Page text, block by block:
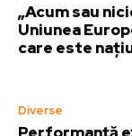
„Acum sau
Uniunea
care este
Diverse